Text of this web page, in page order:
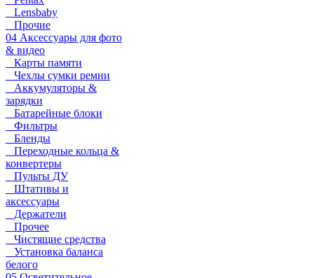
Lensbaby
Прочие
04 Аксессуары для фото
& видео
Карты памяти
Чехлы сумки ремни
Аккумуляторы &
зарядки
Батарейные блоки
Фильтры
Бленды
Переходные кольца &
конвертеры
Пульты ДУ
Штативы и
аксессуары
Держатели
Прочее
Чистящие средства
Установка баланса
белого